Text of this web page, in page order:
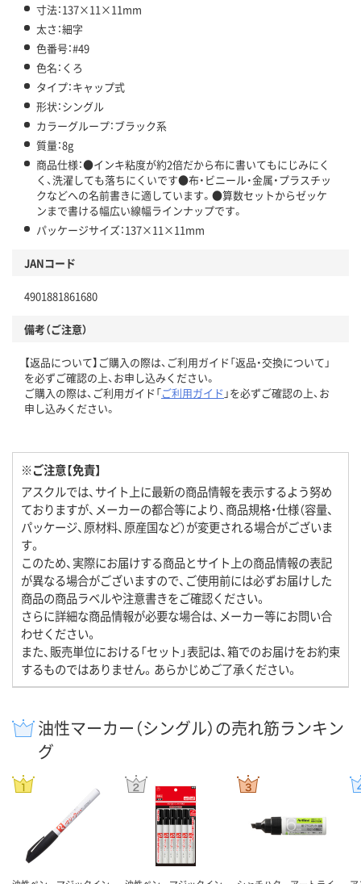
寸法：137×11×11mm
太さ：細字
色番号：#49
色名：くろ
タイプ：キャップ式
形状：シングル
カラーグループ：ブラック系
質量：8g
商品仕様：●インキ粘度が約2倍だから布に書いてもにじみにく
く、洗濯しても落ちにくいです●布・ビニール・金属・プラスチッ
クなどへの名前書きに適しています。●算数セットからゼッケ
ンまで書ける幅広い線幅ラインナップです。
パッケージサイズ：137×11×11mm
JANコード
4901881861680
備考（ご注意）
【返品について】ご購入の際は、ご利用ガイド「返品・交換について」
を必ずご確認の上、お申し込みください。
ご購入の際は、ご利用ガイド「ご利用ガイド 」を必ずご確認の上、お
申し込みください。
※ご注意【免責】
アスクルでは、サイト上に最新の商品情報を表示するよう努め
ておりますが、メーカーの都合等により、商品規格・仕様（容量、
パッケージ、原材料、原産国など）が変更される場合がございま
す。
このため、実際にお届けする商品とサイト上の商品情報の表記
が異なる場合がございますので、ご使用前には必ずお届けした
商品の商品ラベルや注意書きをご確認ください。
さらに詳細な商品情報が必要な場合は、メーカー等にお問い合
わせください。
また、販売単位における「セット」表記は、箱でのお届けをお約束
するものではありません。あらかじめご了承ください。
油性マーカー（シングル）の売れ筋ランキン
グ